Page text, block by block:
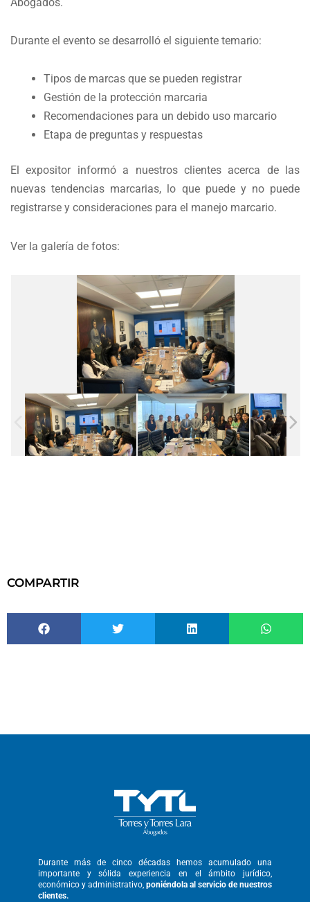
Durante el evento se desarrolló el siguiente temario:
Tipos de marcas que se pueden registrar
Gestión de la protección marcaria
Recomendaciones para un debido uso marcario
Etapa de preguntas y respuestas
El expositor informó a nuestros clientes acerca de las
nuevas tendencias marcarias, lo que puede y no puede
registrarse y consideraciones para el manejo marcario.
Ver la galería de fotos:
COMPARTIR
Durante más de cinco décadas hemos acumulado una
importante y sólidaexperiencia en el ámbito jurídico,
económico y administrativo, poniéndola al servicio de nuestros
clientes.